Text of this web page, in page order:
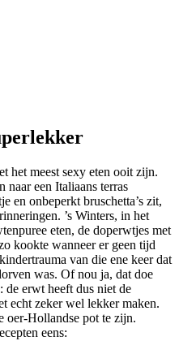
het meest sexy eten ooit zijn.
naar een Italiaans terras
en onbeperkt bruschetta’s zit,
’s Winters, in het
eten, de doperwtjes met
kookte wanneer er geen tijd
van die ene keer dat
was. Of nou ja, dat doe
erwt heeft dus niet de
echt zeker wel lekker maken.
oer-Hollandse pot te zijn.
eens: